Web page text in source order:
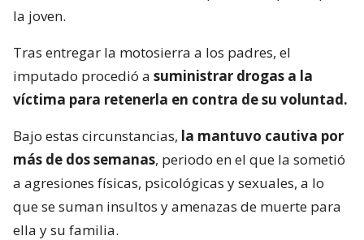
la joven.
Tras entregar la motosierra a los padres, el
imputado procedió a suministrar drogas a la
víctima para retenerla en contra de su voluntad.
Bajo estas circunstancias, la mantuvo cautiva por
más de dos semanas, periodo en el que la sometió
a agresiones físicas, psicológicas y sexuales, a lo
que se suman insultos y amenazas de muerte para
ella y su familia.